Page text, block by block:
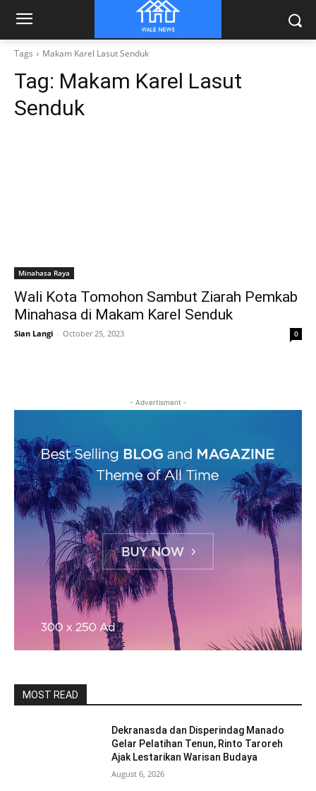
Tags Makam Karel Lasut Senduk
Tag: Makam Karel Lasut
Senduk
Minahasa Raya
Wali Kota Tomohon Sambut Ziarah Pemkab
Minahasa di Makam Karel Senduk
Sian Langi - October 25, 2023 0
- Advertisment -
MOST READ
Dekranasda dan Disperindag Manado
Gelar Pelatihan Tenun, Rinto Taroreh
Ajak Lestarikan Warisan Budaya
August 6, 2026